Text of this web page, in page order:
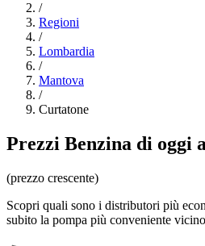
/
Regioni
/
Lombardia
/
Mantova
/
Curtatone
Prezzi Benzina di oggi
(prezzo crescente)
Scopri quali sono i distributori più
subito la pompa più conveniente